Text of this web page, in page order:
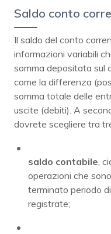
Saldo conto
Il saldo del conto
informazioni variabili
somma depositata sul
come la differenza
somma totale delle
uscite (debiti). A
dovrete scegliere tra
saldo contabile ,
operazioni che
terminato periodo
registrate;